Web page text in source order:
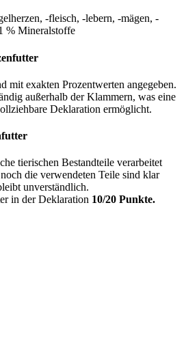
-fleisch, -lebern, -mägen, -
% Mineralstoffe
mit exakten Prozentwerten angegeben.
außerhalb der Klammern, was eine
Deklaration ermöglicht.
tierischen Bestandteile verarbeitet
die verwendeten Teile sind klar
unverständlich.
in der Deklaration 10/20 Punkte.